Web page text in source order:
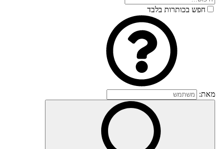
חפש בכותרות בלבד
מאת: